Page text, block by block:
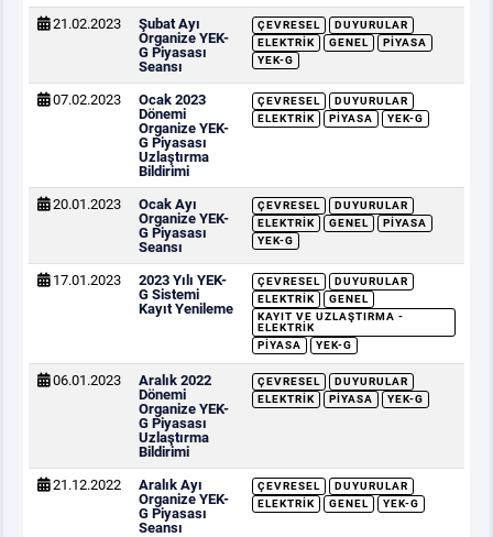
21.02.2023
Şubat Ayı
Organize YEK-
G Piyasası
Seansı
ÇEVRESEL
DUYURULAR
ELEKTRIK
GENEL
PIYASA
YEK-G
07.02.2023
Ocak 2023
Dönemi
Organize YEK-
G Piyasası
Uzlaştırma
Bildirimi
ÇEVRESEL
DUYURULAR
ELEKTRIK
PIYASA YEK-G
20.01.2023
Ocak Ayı
Organize YEK-
G Piyasası
Seansı
ÇEVRESEL
DUYURULAR
ELEKTRIK
GENEL
PIYASA
YEK-G
17.01.2023
2023 Yılı YEK-
G Sistemi
Kayıt Yenileme
ÇEVRESEL
DUYURULAR
ELEKTRIK
GENEL
KAYIT VE UZLAŞTIRMA -
ELEKTRIK
PIYASA
YEK-G
06.01.2023
Aralık 2022
Dönemi
Organize YEK-
G Piyasası
Uzlaştırma
Bildirimi
ÇEVRESEL
DUYURULAR
ELEKTRIK
PIYASA YEK-G
21.12.2022
Aralık Ayı
Organize YEK-
G Piyasası
Seansı
ÇEVRESEL
DUYURULAR
ELEKTRIK
GENEL YEK-G